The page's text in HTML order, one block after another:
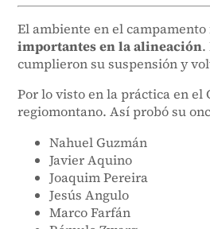
El ambiente en el
importantes en la alineación.
cumplieron su suspensión y
Por lo visto en la práctica en el
regiomontano. Así probó su
Nahuel Guzmán
Javier Aquino
Joaquim Pereira
Jesús Angulo
Marco Farfán